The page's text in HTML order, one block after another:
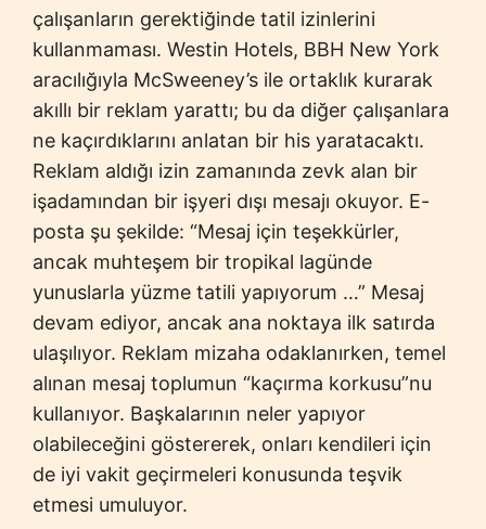
çalışanların gerektiğinde tatil izinlerini
kullanmaması. Westin Hotels, BBH New York
aracılığıyla McSweeney’s ile ortaklık kurarak
akıllı bir reklam yarattı; bu da diğer çalışanlara
ne kaçırdıklarını anlatan bir his yaratacaktı.
Reklam aldığı izin zamanında zevk alan bir
işadamından bir işyeri dışı mesajı okuyor. E-
posta şu şekilde: “Mesaj için teşekkürler,
ancak muhteşem bir tropikal lagünde
yunuslarla yüzme tatili yapıyorum …” Mesaj
devam ediyor, ancak ana noktaya ilk satırda
ulaşılıyor. Reklam mizaha odaklanırken, temel
alınan mesaj toplumun “kaçırma korkusu”nu
kullanıyor. Başkalarının neler yapıyor
olabileceğini göstererek, onları kendileri için
de iyi vakit geçirmeleri konusunda teşvik
etmesi umuluyor.